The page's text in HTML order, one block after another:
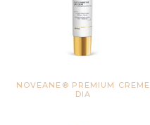
NOVEANE® PREMIUM CREME
DIA